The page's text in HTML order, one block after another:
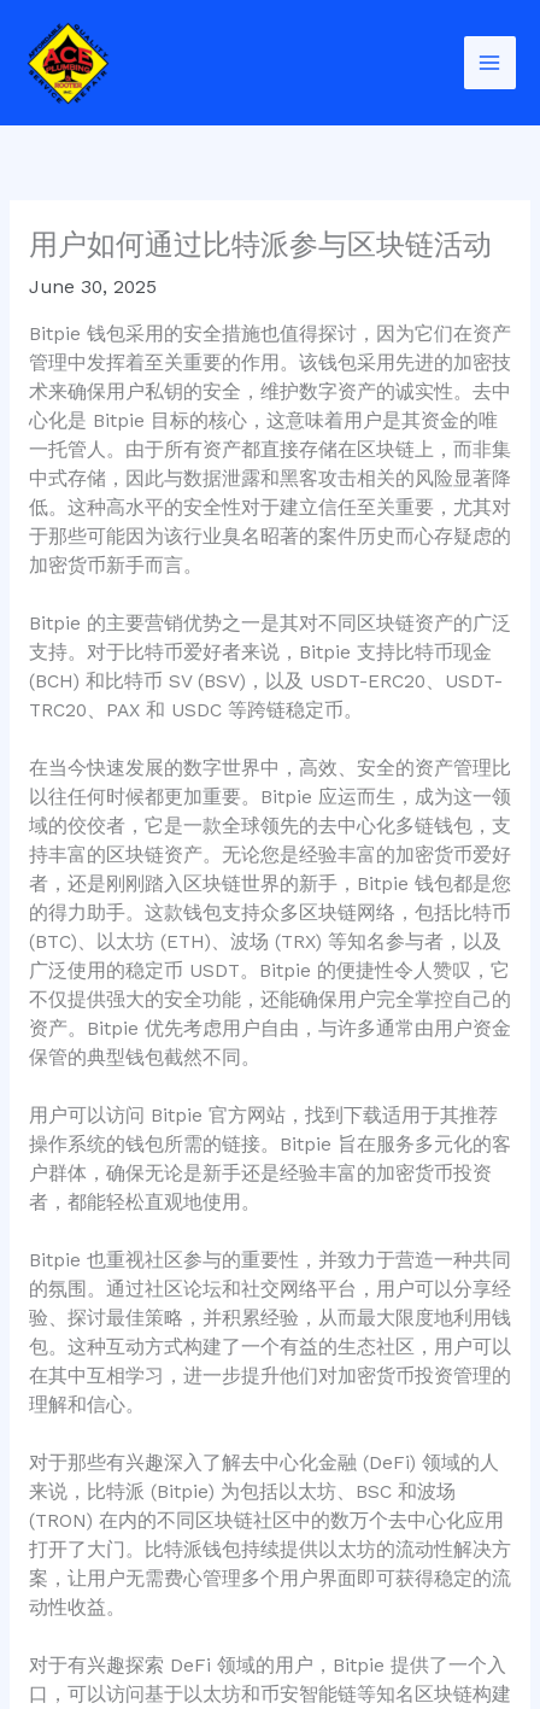
content
用户如何通过比特派参与区块链活动
June 30, 2025
Bitpie 钱包采用的安全措施也值得探讨，因为它们在资产
管理中发挥着至关重要的作用。该钱包采用先进的加密技
术来确保用户私钥的安全，维护数字资产的诚实性。去中
心化是 Bitpie 目标的核心，这意味着用户是其资金的唯
一托管人。由于所有资产都直接存储在区块链上，而非集
中式存储，因此与数据泄露和黑客攻击相关的风险显著降
低。这种高水平的安全性对于建立信任至关重要，尤其对
于那些可能因为该行业臭名昭著的案件历史而心存疑虑的
加密货币新手而言。
Bitpie 的主要营销优势之一是其对不同区块链资产的广泛
支持。对于比特币爱好者来说，Bitpie 支持比特币现金
(BCH) 和比特币 SV (BSV)，以及 USDT-ERC20、USDT-
TRC20、PAX 和 USDC 等跨链稳定币。
在当今快速发展的数字世界中，高效、安全的资产管理比
以往任何时候都更加重要。Bitpie 应运而生，成为这一领
域的佼佼者，它是一款全球领先的去中心化多链钱包，支
持丰富的区块链资产。无论您是经验丰富的加密货币爱好
者，还是刚刚踏入区块链世界的新手，Bitpie 钱包都是您
的得力助手。这款钱包支持众多区块链网络，包括比特币
(BTC)、以太坊 (ETH)、波场 (TRX) 等知名参与者，以及
广泛使用的稳定币 USDT。Bitpie 的便捷性令人赞叹，它
不仅提供强大的安全功能，还能确保用户完全掌控自己的
资产。Bitpie 优先考虑用户自由，与许多通常由用户资金
保管的典型钱包截然不同。
用户可以访问 Bitpie 官方网站，找到下载适用于其推荐
操作系统的钱包所需的链接。Bitpie 旨在服务多元化的客
户群体，确保无论是新手还是经验丰富的加密货币投资
者，都能轻松直观地使用。
Bitpie 也重视社区参与的重要性，并致力于营造一种共同
的氛围。通过社区论坛和社交网络平台，用户可以分享经
验、探讨最佳策略，并积累经验，从而最大限度地利用钱
包。这种互动方式构建了一个有益的生态社区，用户可以
在其中互相学习，进一步提升他们对加密货币投资管理的
理解和信心。
对于那些有兴趣深入了解去中心化金融 (DeFi) 领域的人
来说，比特派 (Bitpie) 为包括以太坊、BSC 和波场
(TRON) 在内的不同区块链社区中的数万个去中心化应用
打开了大门。比特派钱包持续提供以太坊的流动性解决方
案，让用户无需费心管理多个用户界面即可获得稳定的流
动性收益。
对于有兴趣探索 DeFi 领域的用户，Bitpie 提供了一个入
口，可以访问基于以太坊和币安智能链等知名区块链构建